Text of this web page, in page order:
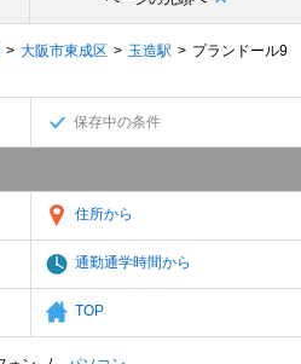
大阪市東成区 玉造駅
プランドール9
保存中の条件
住所から
通勤通学時間から
TOP